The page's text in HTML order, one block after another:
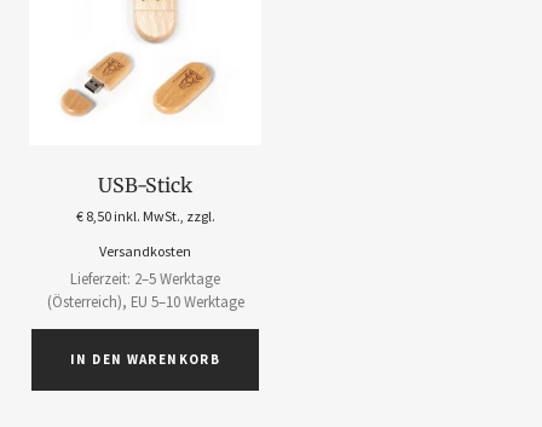
USB-Stick
€8,50 inkl. MwSt., zzgl.
Versandkosten
Lieferzeit: 2–5 Werktage
(Österreich), EU 5–10 Werktage
IN DEN WARENKORB